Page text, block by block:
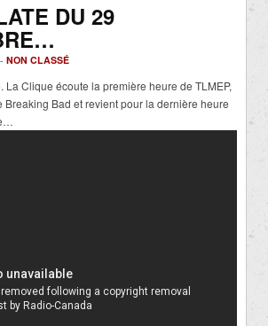
DU 29
NON CLASSÉ
La Clique écoute la première heure de TLMEP,
Breaking Bad et revient pour la dernière heure